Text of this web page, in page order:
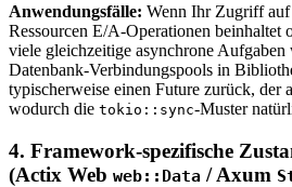
Anwendungsfälle: Wenn Ihr Zugriff auf
Ressourcen E/A-Operationen beinhaltet
viele gleichzeitige asynchrone Aufgaben
Datenbank-Verbindungspools in
typischerweise einen Future zurück, der
wodurch die tokio::sync-Muster
4. Framework-spezifische
(Actix Web web::Data / Axum